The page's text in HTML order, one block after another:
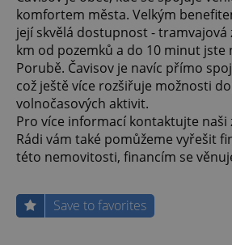
komfortem města. Velkým
její skvělá dostupnost - tramvajová
km od pozemků a do 10 minut jste
Porubě. Čavisov je navíc přímo
což ještě více rozšiřuje možnosti
volnočasových aktivit.
Pro více informací kontaktujte naši
Rádi vám také pomůžeme vyřešit
této nemovitosti, financím se
Save to favorites